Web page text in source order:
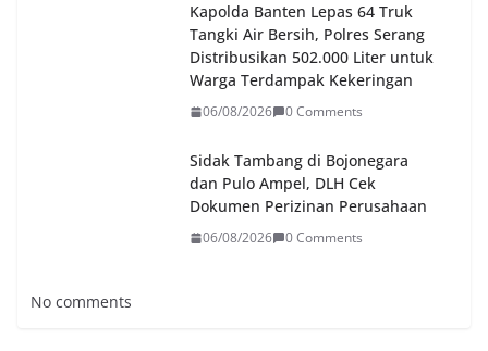
Kapolda Banten Lepas 64 Truk
Tangki Air Bersih, Polres Serang
Distribusikan 502.000 Liter untuk
Warga Terdampak Kekeringan
06/08/2026 0 Comments
Sidak Tambang di Bojonegara
dan Pulo Ampel, DLH Cek
Dokumen Perizinan Perusahaan
06/08/2026 0 Comments
No comments